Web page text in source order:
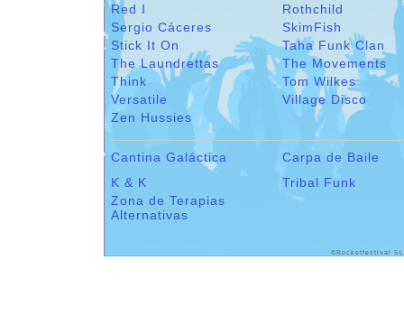
Red I
Rothchild
Sergio Cáceres
SkimFish
Stick It On
Taha Funk Clan
The Laundrettas
The Movements
Think
Tom Wilkes
Versatile
Village Disco
Zen Hussies
Cantina Galáctica
Carpa de Baile
K & K
Tribal Funk
Zona de Terapias
Alternativas
©Rocketfestival